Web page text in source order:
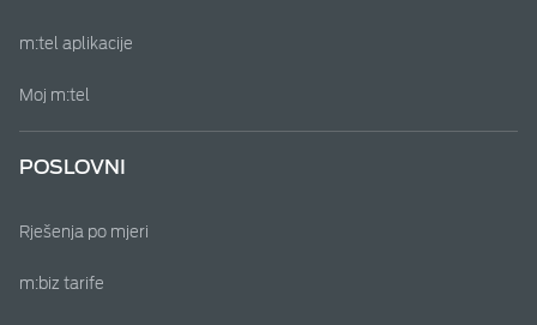
m:tel aplikacije
Moj m:tel
POSLOVNI
Rješenja po mjeri
m:biz tarife